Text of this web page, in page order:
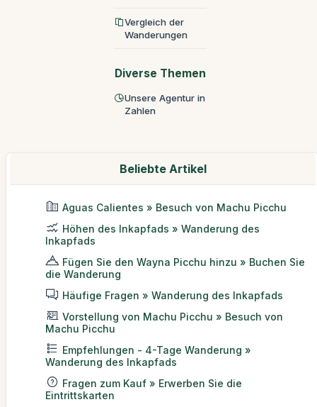
Vergleich der
Wanderungen
Diverse Themen
Unsere Agentur in
Zahlen
Beliebte Artikel
Aguas Calientes » Besuch von Machu Picchu
Höhen des Inkapfads » Wanderung des
Inkapfads
Fügen Sie den Wayna Picchu hinzu » Buchen Sie
die Wanderung
Häufige Fragen » Wanderung des Inkapfads
Vorstellung von Machu Picchu » Besuch von
Machu Picchu
Empfehlungen - 4-Tage Wanderung »
Wanderung des Inkapfads
Fragen zum Kauf » Erwerben Sie die
Eintrittskarten